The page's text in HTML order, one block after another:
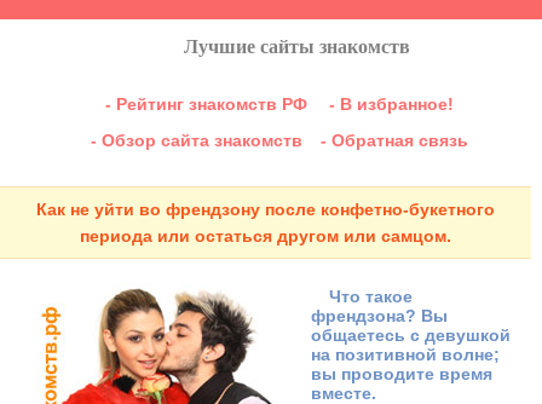
Лучшие сайты знакомств
- Рейтинг знакомств РФ
- В избранное!
- Обзор сайта знакомств
- Обратная связь
Как не уйти во френдзону после конфетно-букетного
периода или остаться другом или самцом.
Что такое
френдзона? Вы
общаетесь с девушкой
на позитивной волне;
вы проводите время
вместе.